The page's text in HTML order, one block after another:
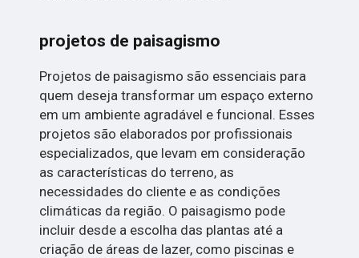
projetos de paisagismo
Projetos de paisagismo são essenciais para
quem deseja transformar um espaço externo
em um ambiente agradável e funcional. Esses
projetos são elaborados por profissionais
especializados, que levam em consideração
as características do terreno, as
necessidades do cliente e as condições
climáticas da região. O paisagismo pode
incluir desde a escolha das plantas até a
criação de áreas de lazer, como piscinas e